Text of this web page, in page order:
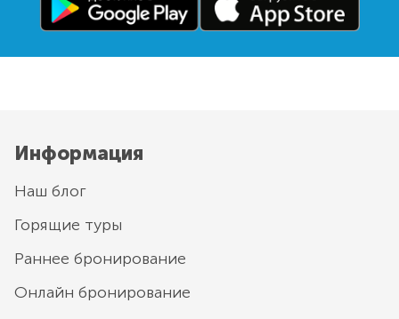
Информация
Наш блог
Горящие туры
Раннее бронирование
Онлайн бронирование